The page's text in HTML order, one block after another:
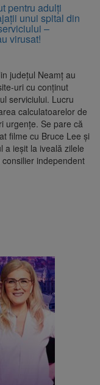
în
țara,
12
pentru adulți
unui spital din
–
virusat!
județul Neamț au
uri cu conținut
serviciului. Lucru
calculatoarelor de
urgenţe. Se pare că
filme cu Bruce Lee și
a ieşit la iveală zilele
independent